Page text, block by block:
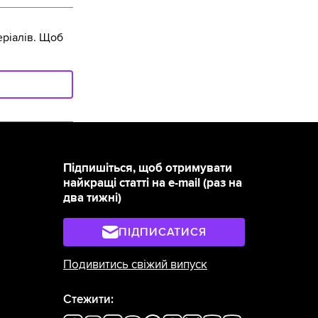
Щоб
Підпишіться, щоб отримувати
найкращі статті на e-mail (раз на
два тижні)
ПІДПИСАТИСЯ
Подивитись свіжий випуск
Стежити: